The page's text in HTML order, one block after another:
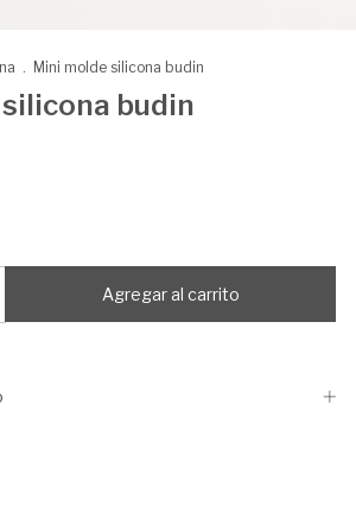
. Mini molde silicona budin
budin